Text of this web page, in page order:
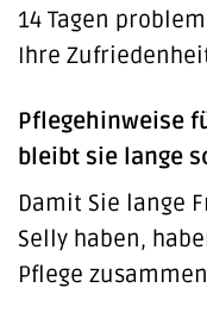
14 Tagen
Ihre
Pflegehinweise
bleibt sie lange
Damit Sie lange
Selly haben,
Pflege